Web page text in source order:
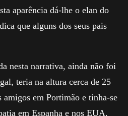
aparência dá-lhe o elan do
que alguns dos seus pais
nesta narrativa, ainda não foi
teria na altura cerca de 25
amigos em Portimão e tinha-se
em Espanha e nos EUA.